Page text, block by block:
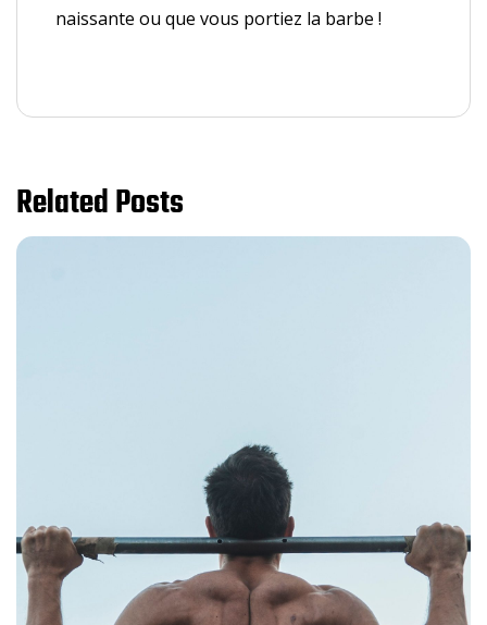
naissante ou que vous portiez la barbe !
Related Posts